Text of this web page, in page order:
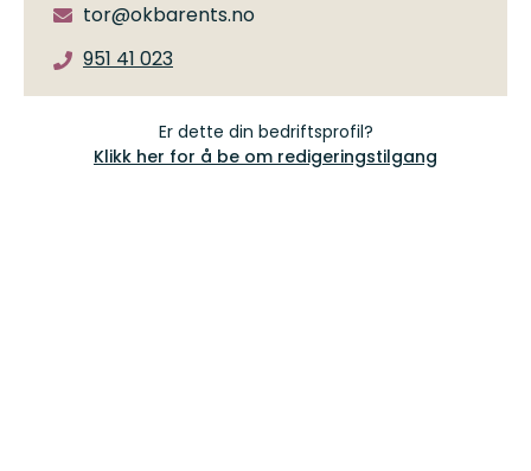
tor@okbarents.no
951 41 023
Er dette din bedriftsprofil?
Klikk her for å be om redigeringstilgang